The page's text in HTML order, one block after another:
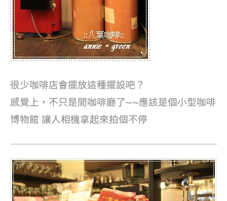
很少咖啡店會擺放這種擺設吧？
感覺上，不只是間咖啡廳了~~應該是個小型咖啡
博物館 讓人相機拿起來拍個不停